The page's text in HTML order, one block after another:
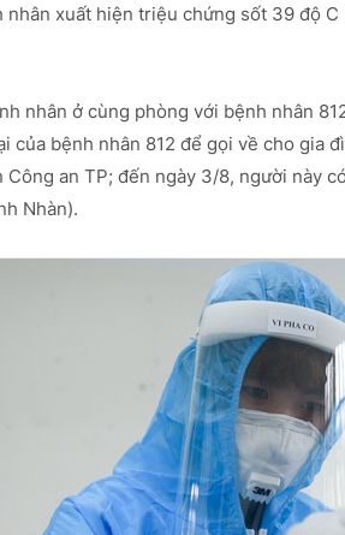
nhân xuất hiện triệu chứng sốt 39 độ
nhân ở cùng phòng với bệnh nhân
của bệnh nhân 812 để gọi về cho gia
Công an TP; đến ngày 3/8, người này
Nhàn).